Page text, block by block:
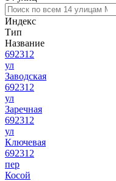
Индекс
Тип
Название
692312
ул
Заводская
692312
ул
Заречная
692312
ул
Ключевая
692312
пер
Косой